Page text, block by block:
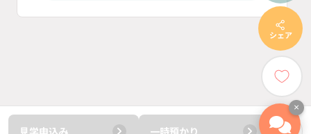
シェア
見学申込み 一時預かり
×